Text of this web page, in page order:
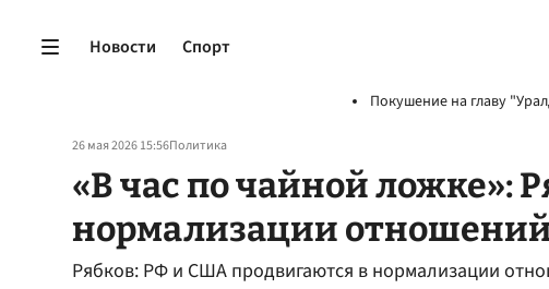
Новости Спорт
Покушение на главу
26 мая 2026 15:56Политика
«В час по чайной ложке»:
нормализации
Рябков: РФ и США продвигаются в нормализации